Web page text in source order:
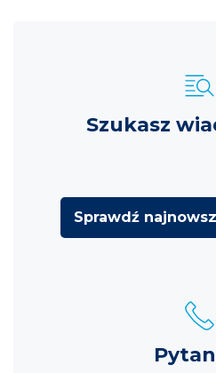
Szukasz
Sprawdź